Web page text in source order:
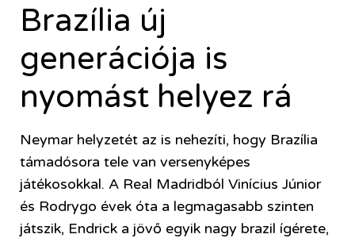
Brazília új
generációja is
nyomást helyez rá
Neymar helyzetét az is nehezíti, hogy Brazília
támadósora tele van versenyképes
játékosokkal. A Real Madridból Vinícius Júnior
és Rodrygo évek óta a legmagasabb szinten
játszik, Endrick a jövő egyik nagy brazil ígérete,